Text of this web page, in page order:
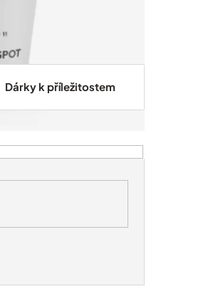
Dárky k příležitostem